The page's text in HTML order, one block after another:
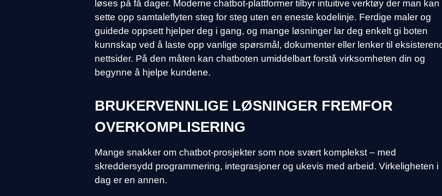
løses på få dager. Moderne chatbot-plattformer tilbyr intuitive verktøy der man kan
sette opp samtaleflyten steg for steg uten en eneste kodelinje. Ferdige maler og
guidede oppsett hjelper deg i gang, og mange løsninger lar deg enkelt gi boten
kunnskap ved å laste opp vanlige spørsmål, dokumenter eller lenker til
nettsider. På den måten kan chatboten umiddelbart forstå virksomheten din og
begynne å hjelpe kundene.
BRUKERVENNLIGE LØSNINGER FREMFOR
OVERKOMPLISERING
Mange snakker om chatbot-prosjekter som noe svært komplekst – med
skreddersydd programmering, integrasjoner og ukevis med arbeid. Virkeligheten i
dag er en annen.